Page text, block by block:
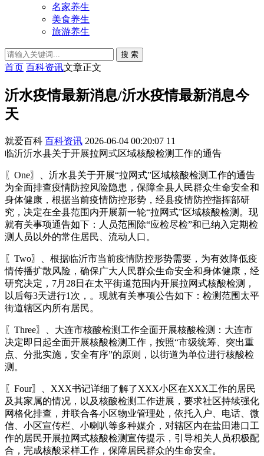
名家养生
美食养生
旅游养生
搜 索
首页 百科资讯文章正文
沂水疫情最新消息/沂水疫情最新消息今
天
就爱百科 百科资讯 2026-06-04 00:20:07 11
临沂沂水县关于开展拉网式区域核酸检测工作的通告
〖One〗、沂水县关于开展“拉网式”区域核酸检测工作的通告
为全面排查疫情防控风险隐患，保障全县人民群众生命安全和
身体健康，根据当前疫情防控形势，经县疫情防控指挥部研
究，决定在全县范围内开展新一轮“拉网式”区域核酸检测。现
就有关事项通告如下：人员范围除“应检尽检”和已纳入定期检
测人员以外的常住居民、流动人口。
〖Two〗、根据临沂市当前疫情防控形势需要，为有效降低疫
情传播扩散风险，确保广大人民群众生命安全和身体健康，经
研究决定，7月28日在太平街道范围内开展拉网式核酸检测，
以后每3天进行1次，。现就有关事项公告如下：检测范围太平
街道辖区内所有居民。
〖Three〗、大连市核酸检测工作全面开展核酸检测：大连市
决定即日起全面开展核酸检测工作，按照“市级统筹、突出重
点、分批实施，安全有序”的原则，以街道为单位进行核酸检
测。
〖Four〗、XXX书记详细了解了XXX小区在XXX工作的居民
及其家属的情况，以及核酸检测工作进展，要求社区持续强化
网格化排查，并联合各小区物业管理处，依托入户、电话、微
信、小区宣传栏、小喇叭等多种媒介，对辖区内在盐田港口工
作的居民开展拉网式核酸检测宣传提示，引导相关人员积极配
合，完成核酸采样工作，保障居民群众的生命安全。